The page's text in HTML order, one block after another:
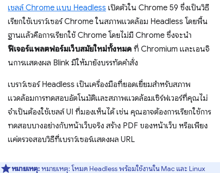
เชลล์ Chrome แบบ Headless เปิดตัวใน Chrome 59 ซึ่งเป็นวิธี
เรียกใช้เบราว์เซอร์ Chrome ในสภาพแวดล้อม Headless โดยพื้น
ฐานแล้วคือการเรียกใช้ Chrome โดยไม่มี Chrome ซึ่งจะนำ
ฟีเจอร์แพลตฟอร์มเว็บสมัยใหม่ทั้งหมด ที่ Chromium และเอนจิ
นการแสดงผล Blink มีให้มายังบรรทัดคำสั่ง
เบราว์เซอร์ Headless เป็นเครื่องมือที่ยอดเยี่ยมสำหรับสภาพ
แวดล้อมการทดสอบอัตโนมัติและสภาพแวดล้อมเซิร์ฟเวอร์ที่คุณไม่
จำเป็นต้องใช้เชลล์ UI ที่มองเห็นได้ เช่น คุณอาจต้องการเรียกใช้การ
ทดสอบบางอย่างกับหน้าเว็บจริง สร้าง PDF ของหน้าเว็บ หรือเพียง
แค่ตรวจสอบวิธีที่เบราว์เซอร์แสดงผล URL
หมายเหตุ: หมายเหตุ: โหมด Headless พร้อมใช้งานใน Mac และ Linux